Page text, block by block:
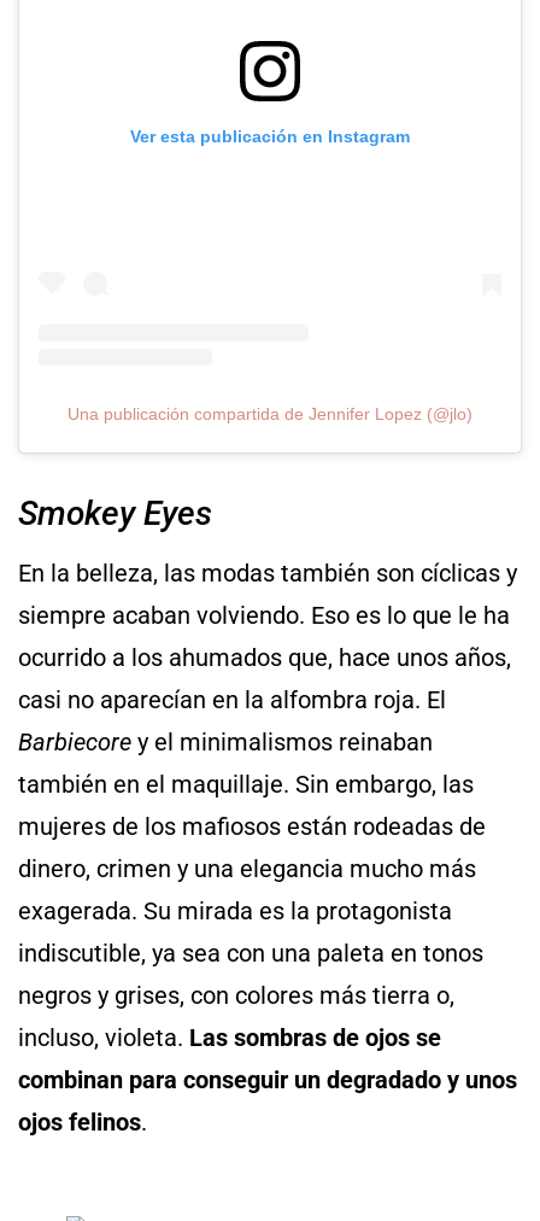
Ver esta publicación en Instagram
Una publicación compartida de Jennifer Lopez (@jlo)
Smokey Eyes
En la belleza, las modas también son cíclicas y
siempre acaban volviendo. Eso es lo que le ha
ocurrido a los ahumados que, hace unos años,
casi no aparecían en la alfombra roja. El
Barbiecore y el minimalismos reinaban
también en el maquillaje. Sin embargo, las
mujeres de los mafiosos están rodeadas de
dinero, crimen y una elegancia mucho más
exagerada. Su mirada es la protagonista
indiscutible, ya sea con una paleta en tonos
negros y grises, con colores más tierra o,
incluso, violeta. Las sombras de ojos se
combinan para conseguir un degradado y unos
ojos felinos.